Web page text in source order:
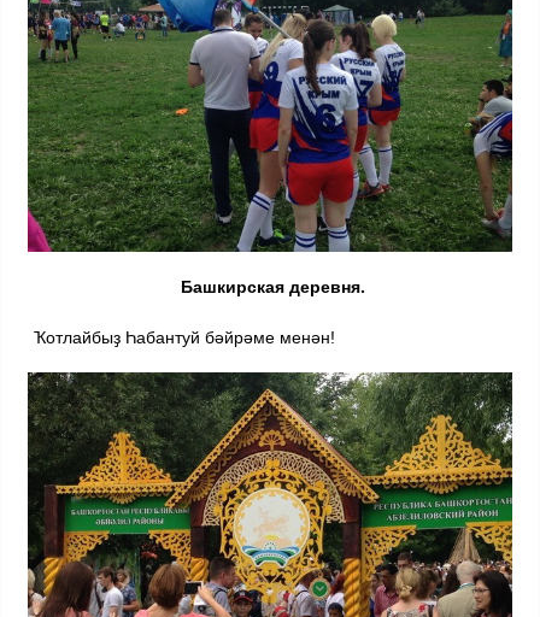
Башкирская деревня.
Ҡотлайбыҙ Һабантуй бәйрәме менән!